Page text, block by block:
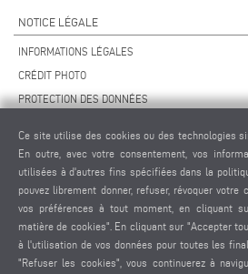
NOTICE LÉGALE
INFORMATIONS LÉGALES
CRÉDIT PHOTO
PROTECTION DES DONNÉES
ACCORD DE TÉLÉMAINTENANCE
PARAMÈTRES DES COOKIES
CODE DE CONDUITE DES FOURNISSEURS
Ce site utilise des cookies ou des technologies
En outre, avec votre consentement, vos
utilisées à d'autres fins spécifiées dans la
pouvez librement donner, refuser, révoquer votre
vos préférences à tout moment, en cliquant
matière de cookies". En cliquant sur "Accepter
à l'utilisation de vos données pour toutes les
"Refuser les cookies", vous continuerez à